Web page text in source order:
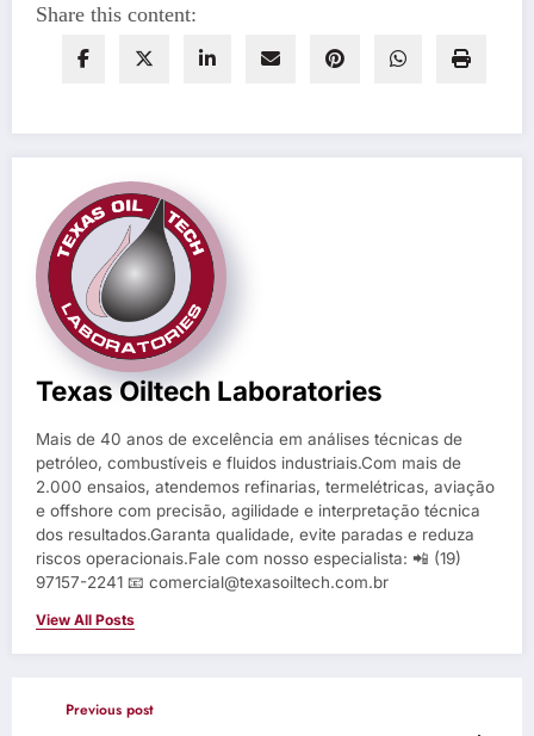
Share this content:
Texas Oiltech Laboratories
Mais de 40 anos de excelência em análises técnicas de
petróleo, combustíveis e fluidos industriais.Com mais de
2.000 ensaios, atendemos refinarias, termelétricas, aviação
e offshore com precisão, agilidade e interpretação técnica
dos resultados.Garanta qualidade, evite paradas e reduza
riscos operacionais.Fale com nosso especialista: 📲 (19)
97157-2241 📧 comercial@texasoiltech.com.br
View All Posts
Previous post